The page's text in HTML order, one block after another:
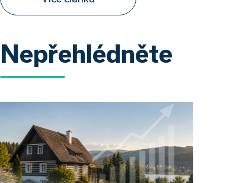
Nepřehlédněte